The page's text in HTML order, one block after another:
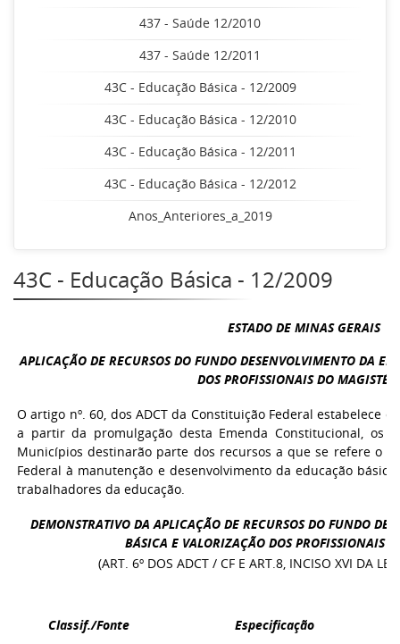
437 - Saúde 12/2010
437 - Saúde 12/2011
43C - Educação Básica - 12/2009
43C - Educação Básica - 12/2010
43C - Educação Básica - 12/2011
43C - Educação Básica - 12/2012
Anos_Anteriores_a_2019
43C - Educação Básica - 12/2009
ESTADO DE MINAS GERAIS
APLICAÇÃO DE RECURSOS DO FUNDO DESENVOLVIMENTO DA
DOS PROFISSIONAIS DO
O artigo nº. 60, dos ADCT da Constituição Federal estabelece
a partir da promulgação desta Emenda Constitucional, os
Municípios destinarão parte dos recursos a que se refere o
Federal à manutenção e desenvolvimento da educação
trabalhadores da educação.
DEMONSTRATIVO DA APLICAÇÃO DE RECURSOS DO FUNDO
BÁSICA E VALORIZAÇÃO DOS PROFISSIONAIS
(ART. 6º DOS ADCT / CF E ART.8, INCISO XVI DA
Classif./Fonte Especificação